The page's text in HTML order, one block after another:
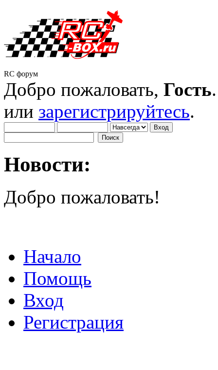
RC форум
Добро пожаловать, Гость
или зарегистрируйтесь.
Новости:
Добро пожаловать!
Начало
Помощь
Вход
Регистрация